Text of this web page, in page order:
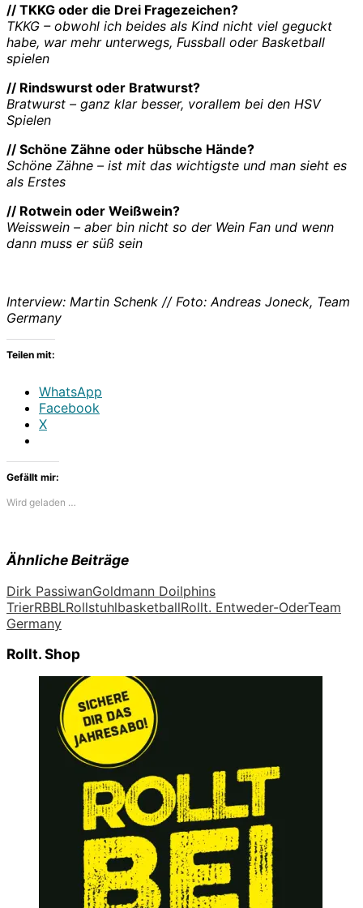
// TKKG oder die Drei Fragezeichen?
TKKG – obwohl ich beides als Kind nicht viel geguckt
habe, war mehr unterwegs, Fussball oder Basketball
spielen
// Rindswurst oder Bratwurst?
Bratwurst – ganz klar besser, vorallem bei den HSV
Spielen
// Schöne Zähne oder hübsche Hände?
Schöne Zähne – ist mit das wichtigste und man sieht es
als Erstes
// Rotwein oder Weißwein?
Weisswein – aber bin nicht so der Wein Fan und wenn
dann muss er süß sein
Interview: Martin Schenk // Foto: Andreas Joneck, Team
Germany
Teilen mit:
WhatsApp
Facebook
X
Gefällt mir:
Wird geladen …
Ähnliche Beiträge
Dirk PassiwanGoldmann Doilphins
TrierRBBLRollstuhlbasketballRollt. Entweder-OderTeam
Germany
Rollt. Shop